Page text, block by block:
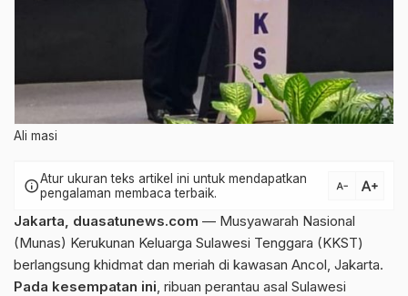
Ali masi
infoAtur ukuran teks artikel ini untuk mendapatkan
pengalaman membaca terbaik.
text_decrease text_increase
Jakarta, duasatunews.com — Musyawarah Nasional
(Munas) Kerukunan Keluarga Sulawesi Tenggara (KKST)
berlangsung khidmat dan meriah di kawasan Ancol, Jakarta.
Pada kesempatan ini, ribuan perantau asal Sulawesi